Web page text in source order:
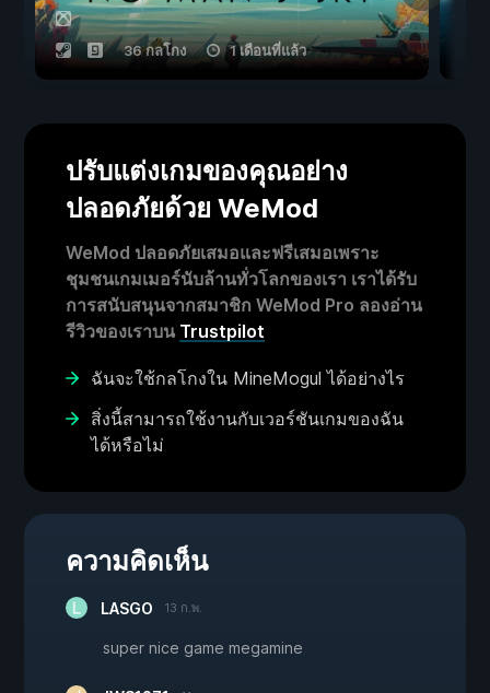
36 กลโกง 1 เดือนที่แล้ว
ปรับแต่งเกมของคุณอย่าง
ปลอดภัยด้วย WeMod
WeMod ปลอดภัยเสมอและฟรีเสมอเพราะ
ชุมชนเกมเมอร์นับล้านทั่วโลกของเรา เราได้รับ
การสนับสนุนจากสมาชิก WeMod Pro ลองอ่าน
รีวิวของเราบน Trustpilot
ฉันจะใช้กลโกงใน MineMogul ได้อย่างไร
สิ่งนี้สามารถใช้งานกับเวอร์ชันเกมของฉัน
ได้หรือไม่
ความคิดเห็น
LASGO 13 ก.พ.
super nice game megamine